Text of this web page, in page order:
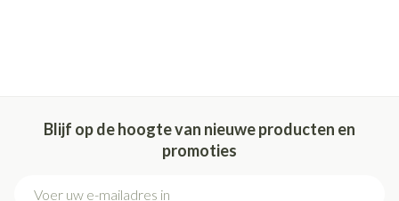
Blijf op de hoogte van nieuwe producten en
promoties